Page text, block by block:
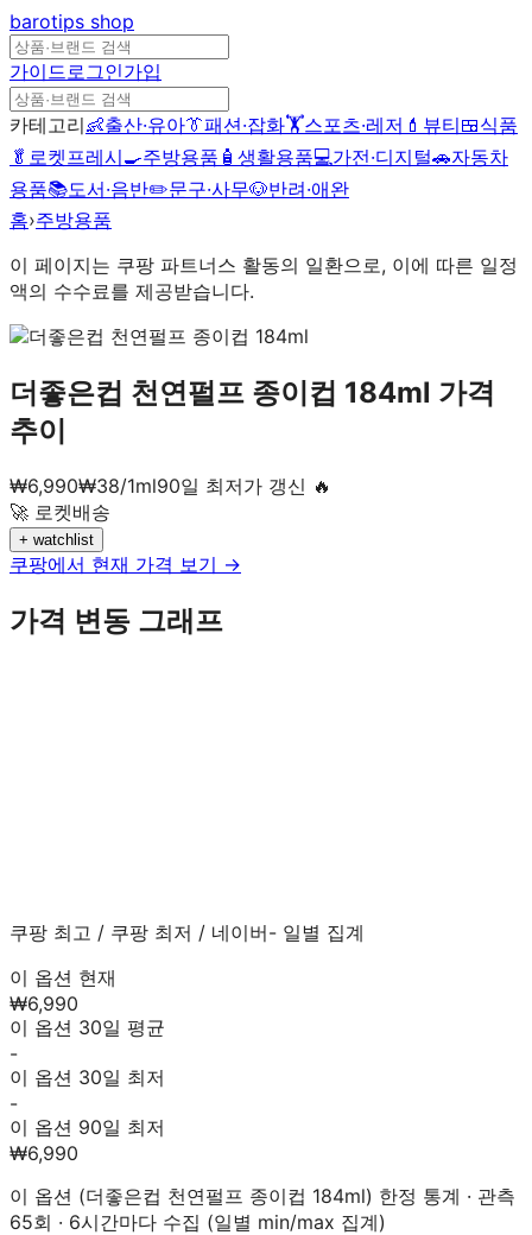
barotips shop
가이드로그인가입
카테고리👶출산·유아👔패션·잡화🏋️스포츠·레저 💄 뷰티🍱식품
🥬 로켓프레시🍳주방용품 🧴 생활용품💻가전·디지털🚗자동차
용품📚도서·음반✏️문구·사무🐶반려·애완
홈›주방용품
이 페이지는 쿠팡 파트너스 활동의 일환으로, 이에 따른 일정
액의 수수료를 제공받습니다.
더좋은컵 천연펄프 종이컵 184ml 가격
추이
₩6,990₩38/1ml90일 최저가 갱신 🔥
🚀 로켓배송
+ watchlist
쿠팡에서 현재 가격 보기 →
가격 변동 그래프
쿠팡 최고 / 쿠팡 최저 / 네이버- 일별 집계
이 옵션 현재
₩6,990
이 옵션 30일 평균
-
이 옵션 30일 최저
-
이 옵션 90일 최저
₩6,990
이 옵션 (더좋은컵 천연펄프 종이컵 184ml) 한정 통계 · 관측
65회 · 6시간마다 수집 (일별 min/max 집계)